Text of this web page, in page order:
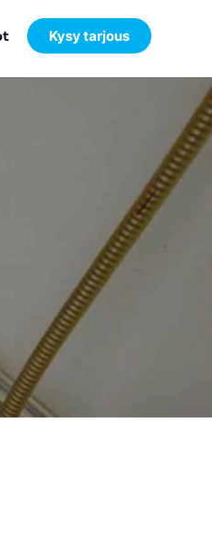
Kysy tarjous